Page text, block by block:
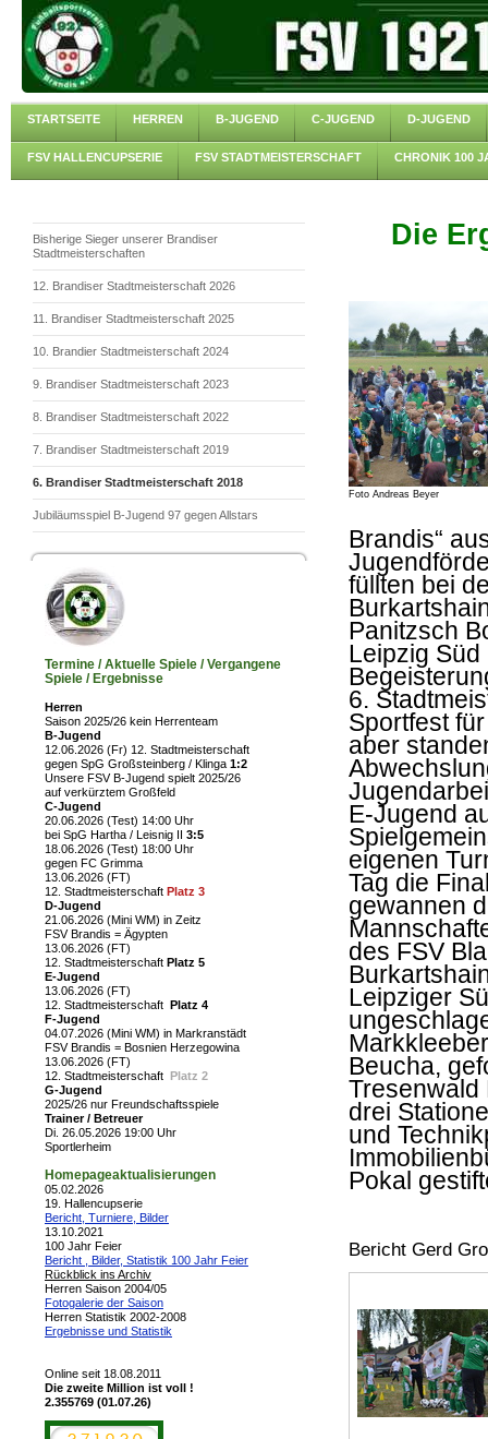
STARTSEITE HERREN B-JUGEND C-JUGEND D-JUGEND
FSV HALLENCUPSERIE FSV STADTMEISTERSCHAFT CHRONIK 100
Bisherige Sieger unserer Brandiser
Stadtmeisterschaften
12. Brandiser Stadtmeisterschaft 2026
11. Brandiser Stadtmeisterschaft 2025
10. Brandier Stadtmeisterschaft 2024
9. Brandiser Stadtmeisterschaft 2023
8. Brandiser Stadtmeisterschaft 2022
7. Brandiser Stadtmeisterschaft 2019
6. Brandiser Stadtmeisterschaft 2018
Jubiläumsspiel B-Jugend 97 gegen Allstars
Termine / Aktuelle Spiele / Vergangene
Spiele / Ergebnisse
Herren
Saison 2025/26 kein Herrenteam
B-Jugend
12.06.2026 (Fr) 12. Stadtmeisterschaft
gegen SpG Großsteinberg / Klinga 1:2
Unsere FSV B-Jugend spielt 2025/26
auf verkürztem Großfeld
C-Jugend
20.06.2026 (Test) 14:00 Uhr
bei SpG Hartha / Leisnig II 3:5
18.06.2026 (Test) 18:00 Uhr
gegen FC Grimma
13.06.2026 (FT)
12. Stadtmeisterschaft Platz 3
D-Jugend
21.06.2026 (Mini WM) in Zeitz
FSV Brandis = Ägypten
13.06.2026 (FT)
12. Stadtmeisterschaft Platz 5
E-Jugend
13.06.2026 (FT)
12. Stadtmeisterschaft Platz 4
F-Jugend
04.07.2026 (Mini WM) in Markranstädt
FSV Brandis = Bosnien Herzegowina
13.06.2026 (FT)
12. Stadtmeisterschaft Platz 2
G-Jugend
2025/26 nur Freundschaftsspiele
Trainer / Betreuer
Di. 26.05.2026 19:00 Uhr
Sportlerheim
Homepageaktualisierungen
05.02.2026
19. Hallencupserie
Bericht, Turniere, Bilder
13.10.2021
100 Jahr Feier
Bericht , Bilder, Statistik 100 Jahr Feier
Rückblick ins Archiv
Herren Saison 2004/05
Fotogalerie der Saison
Herren Statistik 2002-2008
Ergebnisse und Statistik
Online seit 18.08.2011
Die zweite Million ist voll !
2.355769 (01.07.26)
Die
Foto Andreas Beyer
Brandis“
füllten bei
Panitzsch
Leipzig
6.
Sportfest
aber
E-Jugend
eigenen
Tag die
gewannen
des FSV
Leipziger
Beucha,
Tresenwald
drei
und
Pokal
Bericht Gerd